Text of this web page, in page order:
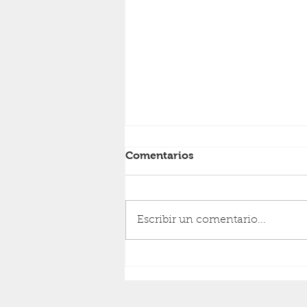
RESURRECCIÓN
Comentarios
Escribir un comentario...